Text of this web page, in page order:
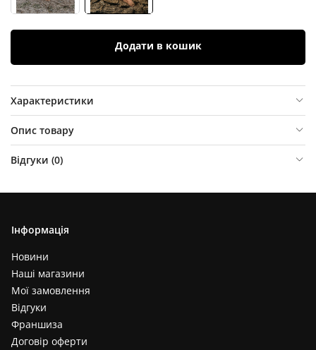
Додати в кошик
Характеристики
Опис товару
Відгуки (0)
Інформація
Новини
Наші магазини
Мої замовлення
Відгуки
Франшиза
Договір оферти